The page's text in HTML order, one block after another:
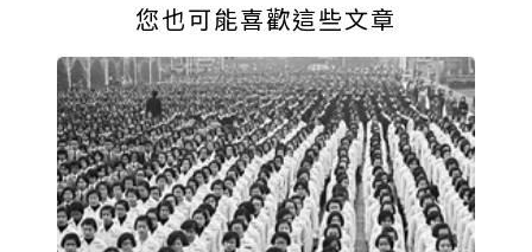
您也可能喜歡這些文章